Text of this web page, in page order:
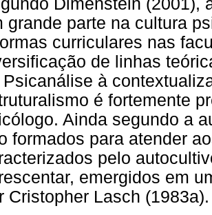
Dimenstein (2001),
grande parte na cultura
curriculares nas
de linhas
Psicanálise à
é fortemente
Ainda segundo a
formados para atender
pelo
emergidos em
Cristopher Lasch (1983a).